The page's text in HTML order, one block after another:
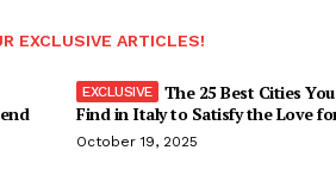
EXCLUSIVE ARTICLES!
The 25 Best Cities
Find in Italy to Satisfy the Love
October 19, 2025